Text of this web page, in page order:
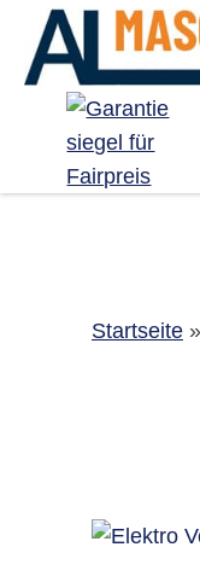
Startseite»